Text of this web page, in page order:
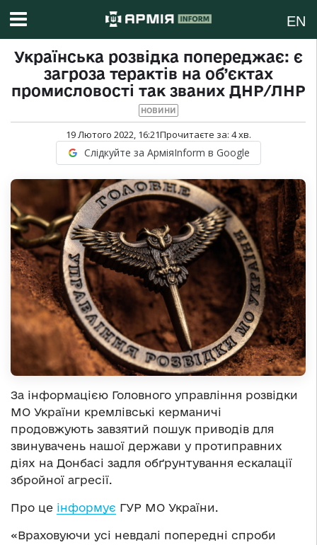
EN
Українська розвідка попереджає: є
загроза терактів на об’єктах
промисловості так званих ДНР/ЛНР
НОВИНИ
19 Лютого 2022, 16:21Прочитаєте за: 4хв.
Слідкуйте за АрміяInform в Google
За інформацією Головного управління розвідки
МО України кремлівські керманичі
продовжують завзятий пошук приводів для
звинувачень нашої держави у протиправних
діях на Донбасі задля обґрунтування ескалації
збройної агресії.
Про це інформує ГУР МО України.
«Враховуючи усі невдалі попередні спроби